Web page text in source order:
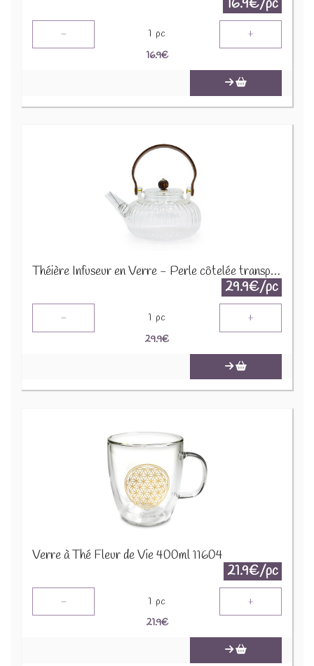
16.9€/pc
- 1 pc +
16.9€
Théière Infuseur en Verre - Perle côtelée transparente - 850ml GteaP-12
29.9€/pc
- 1 pc +
29.9€
Verre à Thé Fleur de Vie 400ml 11604
21.9€/pc
- 1 pc +
21.9€